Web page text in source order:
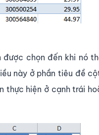
chọn đến khi nó
này ở phần tiêu đề
thực hiện ở cạnh trái